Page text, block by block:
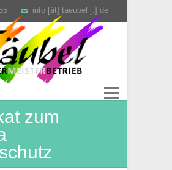
info [ät] taeubel [.] de
zum